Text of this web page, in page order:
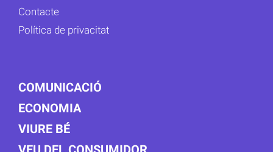
Contacte
Política de privacitat
COMUNICACIÓ
ECONOMIA
VIURE BÉ